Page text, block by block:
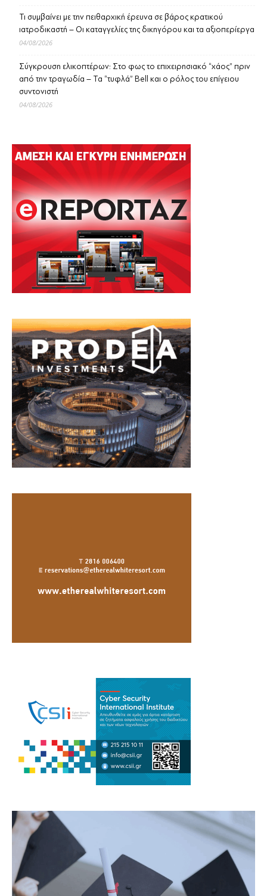
Τι συμβαίνει με την πειθαρχική έρευνα σε βάρος κρατικού
ιατροδικαστή – Οι καταγγελίες της δικηγόρου και τα αξιοπερίεργα
04/08/2026
Σύγκρουση ελικοπτέρων: Στο φως το επιχειρησιακό “χάος” πριν
από την τραγωδία – Τα “τυφλά” Bell και ο ρόλος του επίγειου
συντονιστή
04/08/2026